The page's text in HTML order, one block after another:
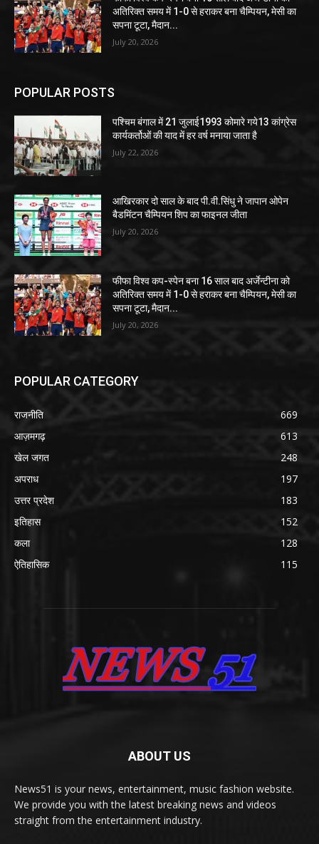
अतिरिक्त समय में 1-0 से हराकर बना चैम्पियन, मेसी का
सपना टूटा, मैदान...
July 20, 2026
POPULAR POSTS
पश्चिम बंगाल में 21 जुलाई1993 कोमारे गये13 कांग्रेस
कार्यकर्तोओं की याद में हर वर्ष मनाया जाता है
July 22, 2026
आखिरकार दो साल के बाद पी.वी.सिंधु ने जापान ओपेन
बैडमिंटन चैम्पियन शिप का फाइनल जीता
July 20, 2026
फीफा विश्व कप-स्पेन बना 16 साल बाद अर्जेन्टीना को
अतिरिक्त समय में 1-0 से हराकर बना चैम्पियन, मेसी का
सपना टूटा, मैदान...
July 20, 2026
POPULAR CATEGORY
राजनीति
669
आज़मगढ़
613
खेल जगत
248
अपराध
197
उत्तर प्रदेश
183
इतिहास
152
कला
128
ऐतिहासिक
115
ABOUT US
News51 is your news, entertainment, music fashion website.
We provide you with the latest breaking news and videos
straight from the entertainment industry.